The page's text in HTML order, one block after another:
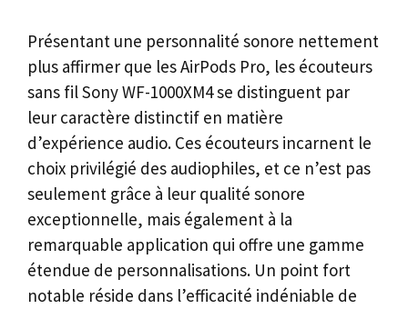
Présentant une personnalité sonore nettement
plus affirmer que les AirPods Pro, les écouteurs
sans fil Sony WF-1000XM4 se distinguent par
leur caractère distinctif en matière
d’expérience audio. Ces écouteurs incarnent le
choix privilégié des audiophiles, et ce n’est pas
seulement grâce à leur qualité sonore
exceptionnelle, mais également à la
remarquable application qui offre une gamme
étendue de personnalisations. Un point fort
notable réside dans l’efficacité indéniable de